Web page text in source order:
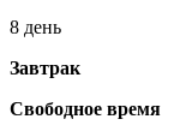
8 день
Завтрак
Свободное время